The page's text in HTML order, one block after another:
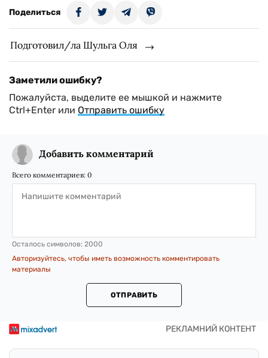
Поделиться
Подготовил/ла Шульга Оля
Заметили ошибку?
Пожалуйста, выделите ее мышкой и нажмите
Ctrl+Enter или Отправить ошибку
Добавить комментарий
Всего комментариев: 0
Осталось символов: 2000
Авторизуйтесь, чтобы иметь возможность комментировать
материалы
ОТПРАВИТЬ